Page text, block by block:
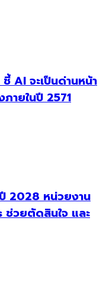
AI จะเป็นด่านหน้า
ายในปี 2571
2028 หน่วยงาน
วยตัดสินใจ และ